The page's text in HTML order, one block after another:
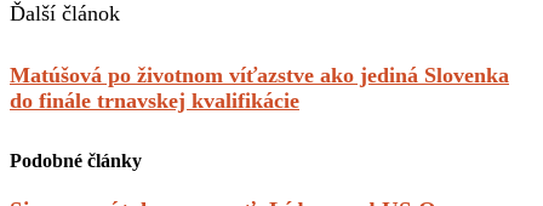
Ďalší článok
Matúšová po životnom víťazstve ako jediná Slovenka
do finále trnavskej kvalifikácie
Podobné články